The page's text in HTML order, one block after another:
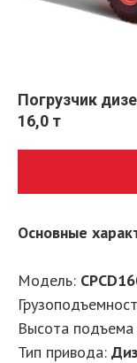
Погрузчик
16,0 т
Основные
Модель:
Высота подъема
Тип привода: